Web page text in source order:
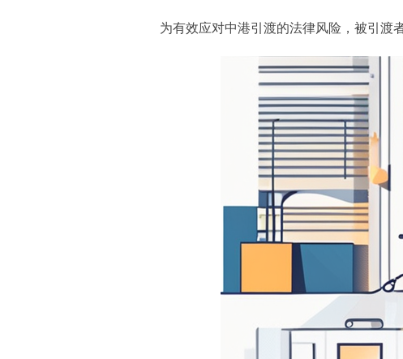
为有效应对中港引渡的法律风险，被引渡